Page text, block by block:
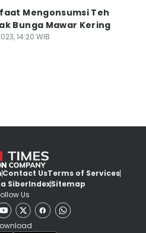
Mengonsumsi Teh
Bunga Mawar Kering
14:20 WIB
Contact UsTerms of Services
SiberIndexSitemap
Us